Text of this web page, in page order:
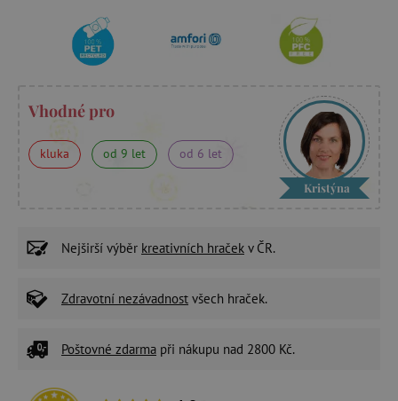
Vhodné pro
kluka od 9 let od 6 let
Kristýna
Nejširší výběr kreativních hraček v ČR.
Zdravotní nezávadnost všech hraček.
Poštovné zdarma při nákupu nad 2800 Kč.